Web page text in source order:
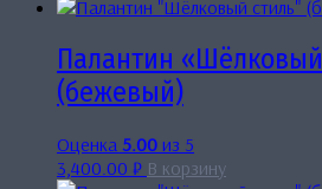
Палантин
(бежевый)
Оценка 5.00 из 5
3,400.00 ₽ В корзину